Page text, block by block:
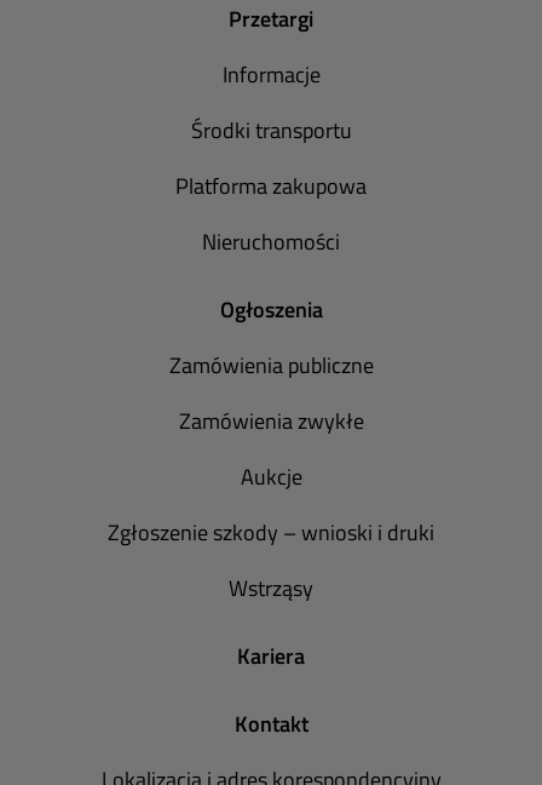
Przetargi
Informacje
Środki transportu
Platforma zakupowa
Nieruchomości
Ogłoszenia
Zamówienia publiczne
Zamówienia zwykłe
Aukcje
Zgłoszenie szkody – wnioski i druki
Wstrząsy
Kariera
Kontakt